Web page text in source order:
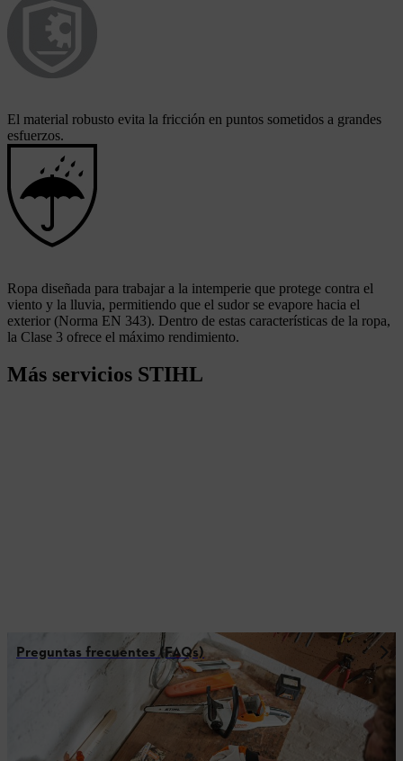
El material robusto evita la fricción en puntos sometidos a grandes
esfuerzos.
Ropa diseñada para trabajar a la intemperie que protege contra el
viento y la lluvia, permitiendo que el sudor se evapore hacia el
exterior (Norma EN 343). Dentro de estas características de la ropa,
la Clase 3 ofrece el máximo rendimiento.
Más servicios STIHL
Preguntas frecuentes (FAQs)